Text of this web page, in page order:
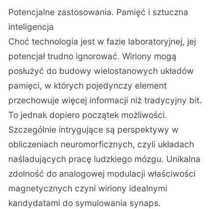
Potencjalne zastosowania. Pamięć i sztuczna
inteligencja
Choć technologia jest w fazie laboratoryjnej, jej
potencjał trudno ignorować. Wiriony mogą
posłużyć do budowy wielostanowych układów
pamięci, w których pojedynczy element
przechowuje więcej informacji niż tradycyjny bit.
To jednak dopiero początek możliwości.
Szczególnie intrygujące są perspektywy w
obliczeniach neuromorficznych, czyli układach
naśladujących pracę ludzkiego mózgu. Unikalna
zdolność do analogowej modulacji właściwości
magnetycznych czyni wiriony idealnymi
kandydatami do symulowania synaps.